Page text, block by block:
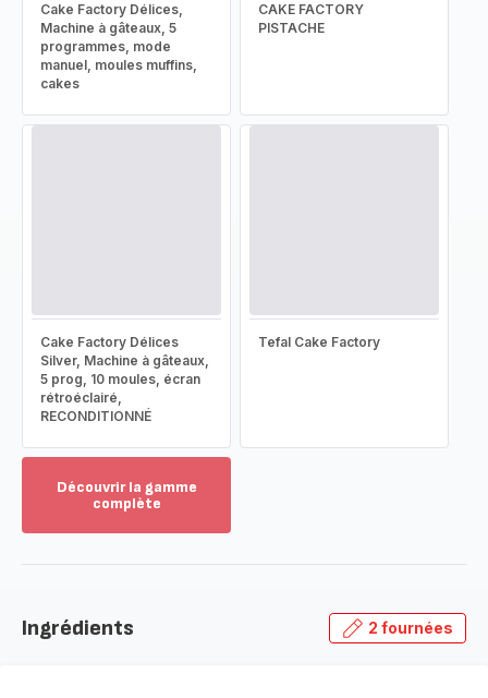
Cake Factory Délices,
Machine à gâteaux, 5
programmes, mode
manuel, moules muffins,
cakes
CAKE FACTORY
PISTACHE
Cake Factory Délices
Silver, Machine à gâteaux,
5 prog, 10 moules, écran
rétroéclairé,
RECONDITIONNÉ
Tefal Cake Factory
Découvrir la gamme
complète
gamme
Ingrédients 2 fournées